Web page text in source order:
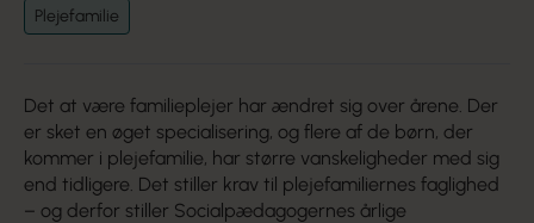
Plejefamilie
Det at være familieplejer har ændret sig over årene. Der
er sket en øget specialisering, og flere af de børn, der
kommer i plejefamilie, har større vanskeligheder med sig
end tidligere. Det stiller krav til plejefamiliernes faglighed
– og derfor stiller Socialpædagogernes årlige